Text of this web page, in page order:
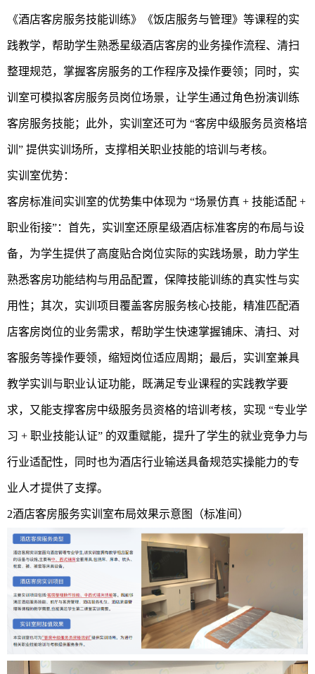
《酒店客房服务技能训练》《饭店服务与管理》等课程的实
践教学，帮助学生熟悉星级酒店客房的业务操作流程、清扫
整理规范，掌握客房服务的工作程序及操作要领；同时，实
训室可模拟客房服务员岗位场景，让学生通过角色扮演训练
客房服务技能；此外，实训室还可为 “客房中级服务员资格培
训” 提供实训场所，支撑相关职业技能的培训与考核。
实训室优势：
客房标准间实训室的优势集中体现为 “场景仿真 + 技能适配 +
职业衔接”：首先，实训室还原星级酒店标准客房的布局与设
备，为学生提供了高度贴合岗位实际的实践场景，助力学生
熟悉客房功能结构与用品配置，保障技能训练的真实性与实
用性；其次，实训项目覆盖客房服务核心技能，精准匹配酒
店客房岗位的业务需求，帮助学生快速掌握铺床、清扫、对
客服务等操作要领，缩短岗位适应周期；最后，实训室兼具
教学实训与职业认证功能，既满足专业课程的实践教学要
求，又能支撑客房中级服务员资格的培训考核，实现 “专业学
习 + 职业技能认证” 的双重赋能，提升了学生的就业竞争力与
行业适配性，同时也为酒店行业输送具备规范实操能力的专
业人才提供了支撑。
2酒店客房服务实训室布局效果示意图（标准间）